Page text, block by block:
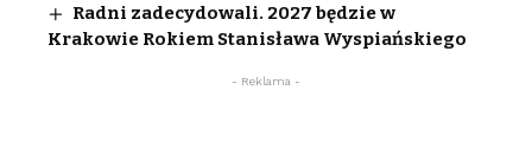
Radni zadecydowali. 2027 będzie w
Krakowie Rokiem Stanisława Wyspiańskiego
- Reklama -